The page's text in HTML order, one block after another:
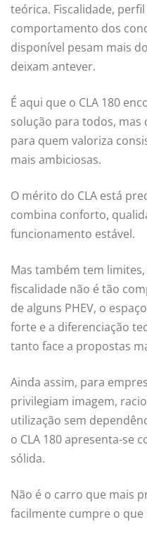
teórica. Fiscalidade,
comportamento dos
disponível pesam mais
deixam antever.
É aqui que o CLA 180
solução para todos,
para quem valoriza
mais ambiciosas.
O mérito do CLA está
combina conforto,
funcionamento estável.
Mas também tem
fiscalidade não é tão
de alguns PHEV, o
forte e a diferenciação
tanto face a propostas
Ainda assim, para
privilegiam imagem,
utilização sem
o CLA 180 apresenta-se
sólida.
Não é o carro que mais
facilmente cumpre o que